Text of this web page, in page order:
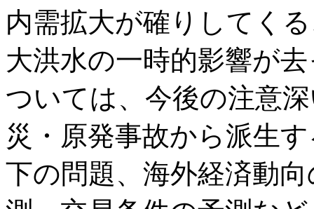
内需拡大が確りしてく
大洪水の一時的影響が
ついては、今後の注意
災・原発事故から派生
下の問題、海外経済動